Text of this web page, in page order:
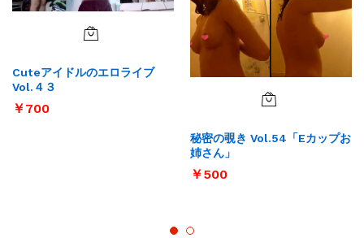
Cuteアイドルのエロライブ
Vol.４３
￥700
秘密の覗き Vol.54「Eカップお
姉さん」
￥500